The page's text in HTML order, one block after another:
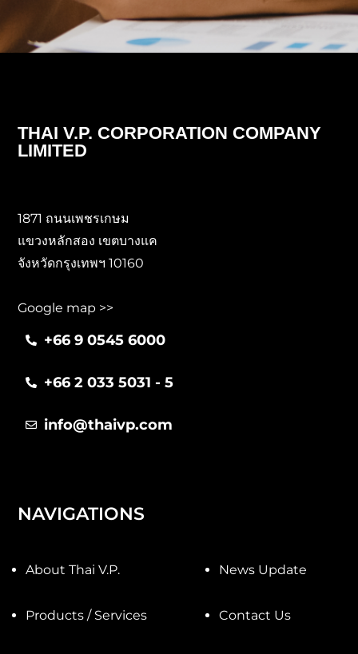
THAI V.P. CORPORATION COMPANY
LIMITED
1871 ถนนเพชรเกษม
แขวงหลักสอง เขตบางแค
จังหวัดกรุงเทพฯ 10160
Google map >>
+66 9 0545 6000
+66 2 033 5031 - 5
info@thaivp.com
NAVIGATIONS
About Thai V.P.
Products / Services
News Update
Contact Us